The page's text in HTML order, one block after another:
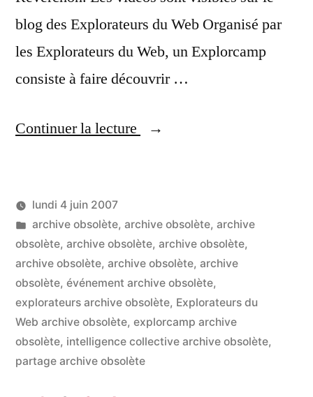
blog des Explorateurs du Web Organisé par
les Explorateurs du Web, un Explorcamp
consiste à faire découvrir …
Continuer la lecture
« Explorcamp
nouveaux
usages
à
l’intention
des
Publié
par
LucL
lundi 4 juin 2007
Publié
dans
archive obsolète, archive obsolète, archive
obsolète, archive obsolète, archive obsolète,
archive obsolète, archive obsolète, archive
obsolète, événement archive obsolète,
explorateurs archive obsolète, Explorateurs du
Web archive obsolète, explorcamp archive
obsolète, intelligence collective archive obsolète,
partage archive obsolète